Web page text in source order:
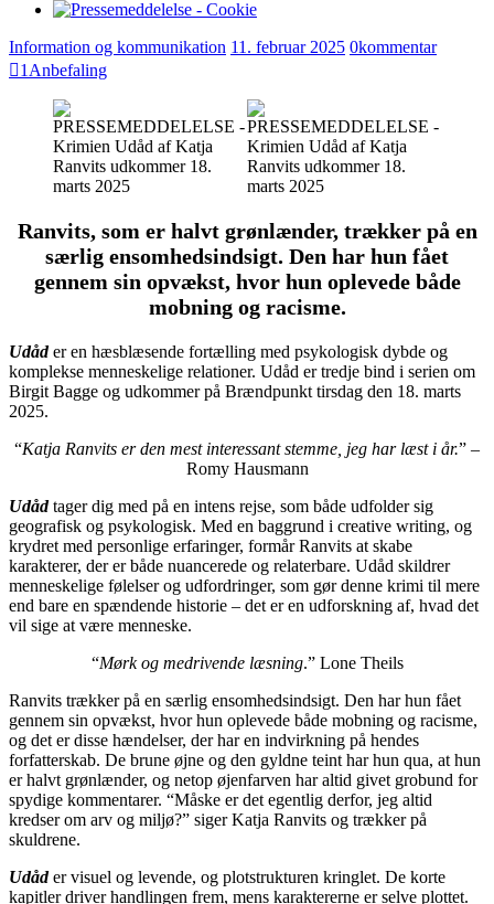
Information og kommunikation 11. februar 2025 0kommentar
1 Anbefaling
Ranvits, som er halvt grønlænder, trækker på en
særlig ensomhedsindsigt. Den har hun fået
gennem sin opvækst, hvor hun oplevede både
mobning og racisme.
Udåd er en hæsblæsende fortælling med psykologisk dybde og
komplekse menneskelige relationer. Udåd er tredje bind i serien om
Birgit Bagge og udkommer på Brændpunkt tirsdag den 18. marts
2025.
“Katja Ranvits er den mest interessant stemme, jeg har læst i år.” –
Romy Hausmann
Udådtager dig med på en intens rejse, som både udfolder sig
geografisk og psykologisk. Med en baggrund i creative writing, og
krydret med personlige erfaringer, formår Ranvits at skabe
karakterer, der er både nuancerede og relaterbare. Udåd skildrer
menneskelige følelser og udfordringer, som gør denne krimi til mere
end bare en spændende historie – det er en udforskning af, hvad det
vil sige at være menneske.
“Mørk og medrivende læsning.” Lone Theils
Ranvits trækker på en særlig ensomhedsindsigt. Den har hun fået
gennem sin opvækst, hvor hun oplevede både mobning og racisme,
og det er disse hændelser, der har en indvirkning på hendes
forfatterskab. De brune øjne og den gyldne teint har hun qua, at hun
er halvt grønlænder, og netop øjenfarven har altid givet grobund for
spydige kommentarer. “Måske er det egentlig derfor, jeg altid
kredser om arv og miljø?” siger Katja Ranvits og trækker på
skuldrene.
Udåder visuel og levende, og plotstrukturen kringlet. De korte
kapitler driver handlingen frem, mens karaktererne er selve plottet.